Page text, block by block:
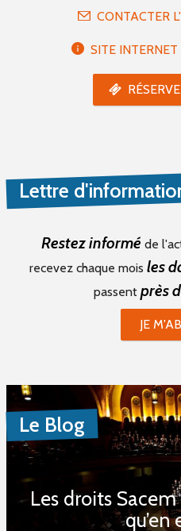
CONTACTER
SITE
Lettre
Restez informé de
recevez chaque mois les
passent près
JE
Le Blog
Les droits
qu’en